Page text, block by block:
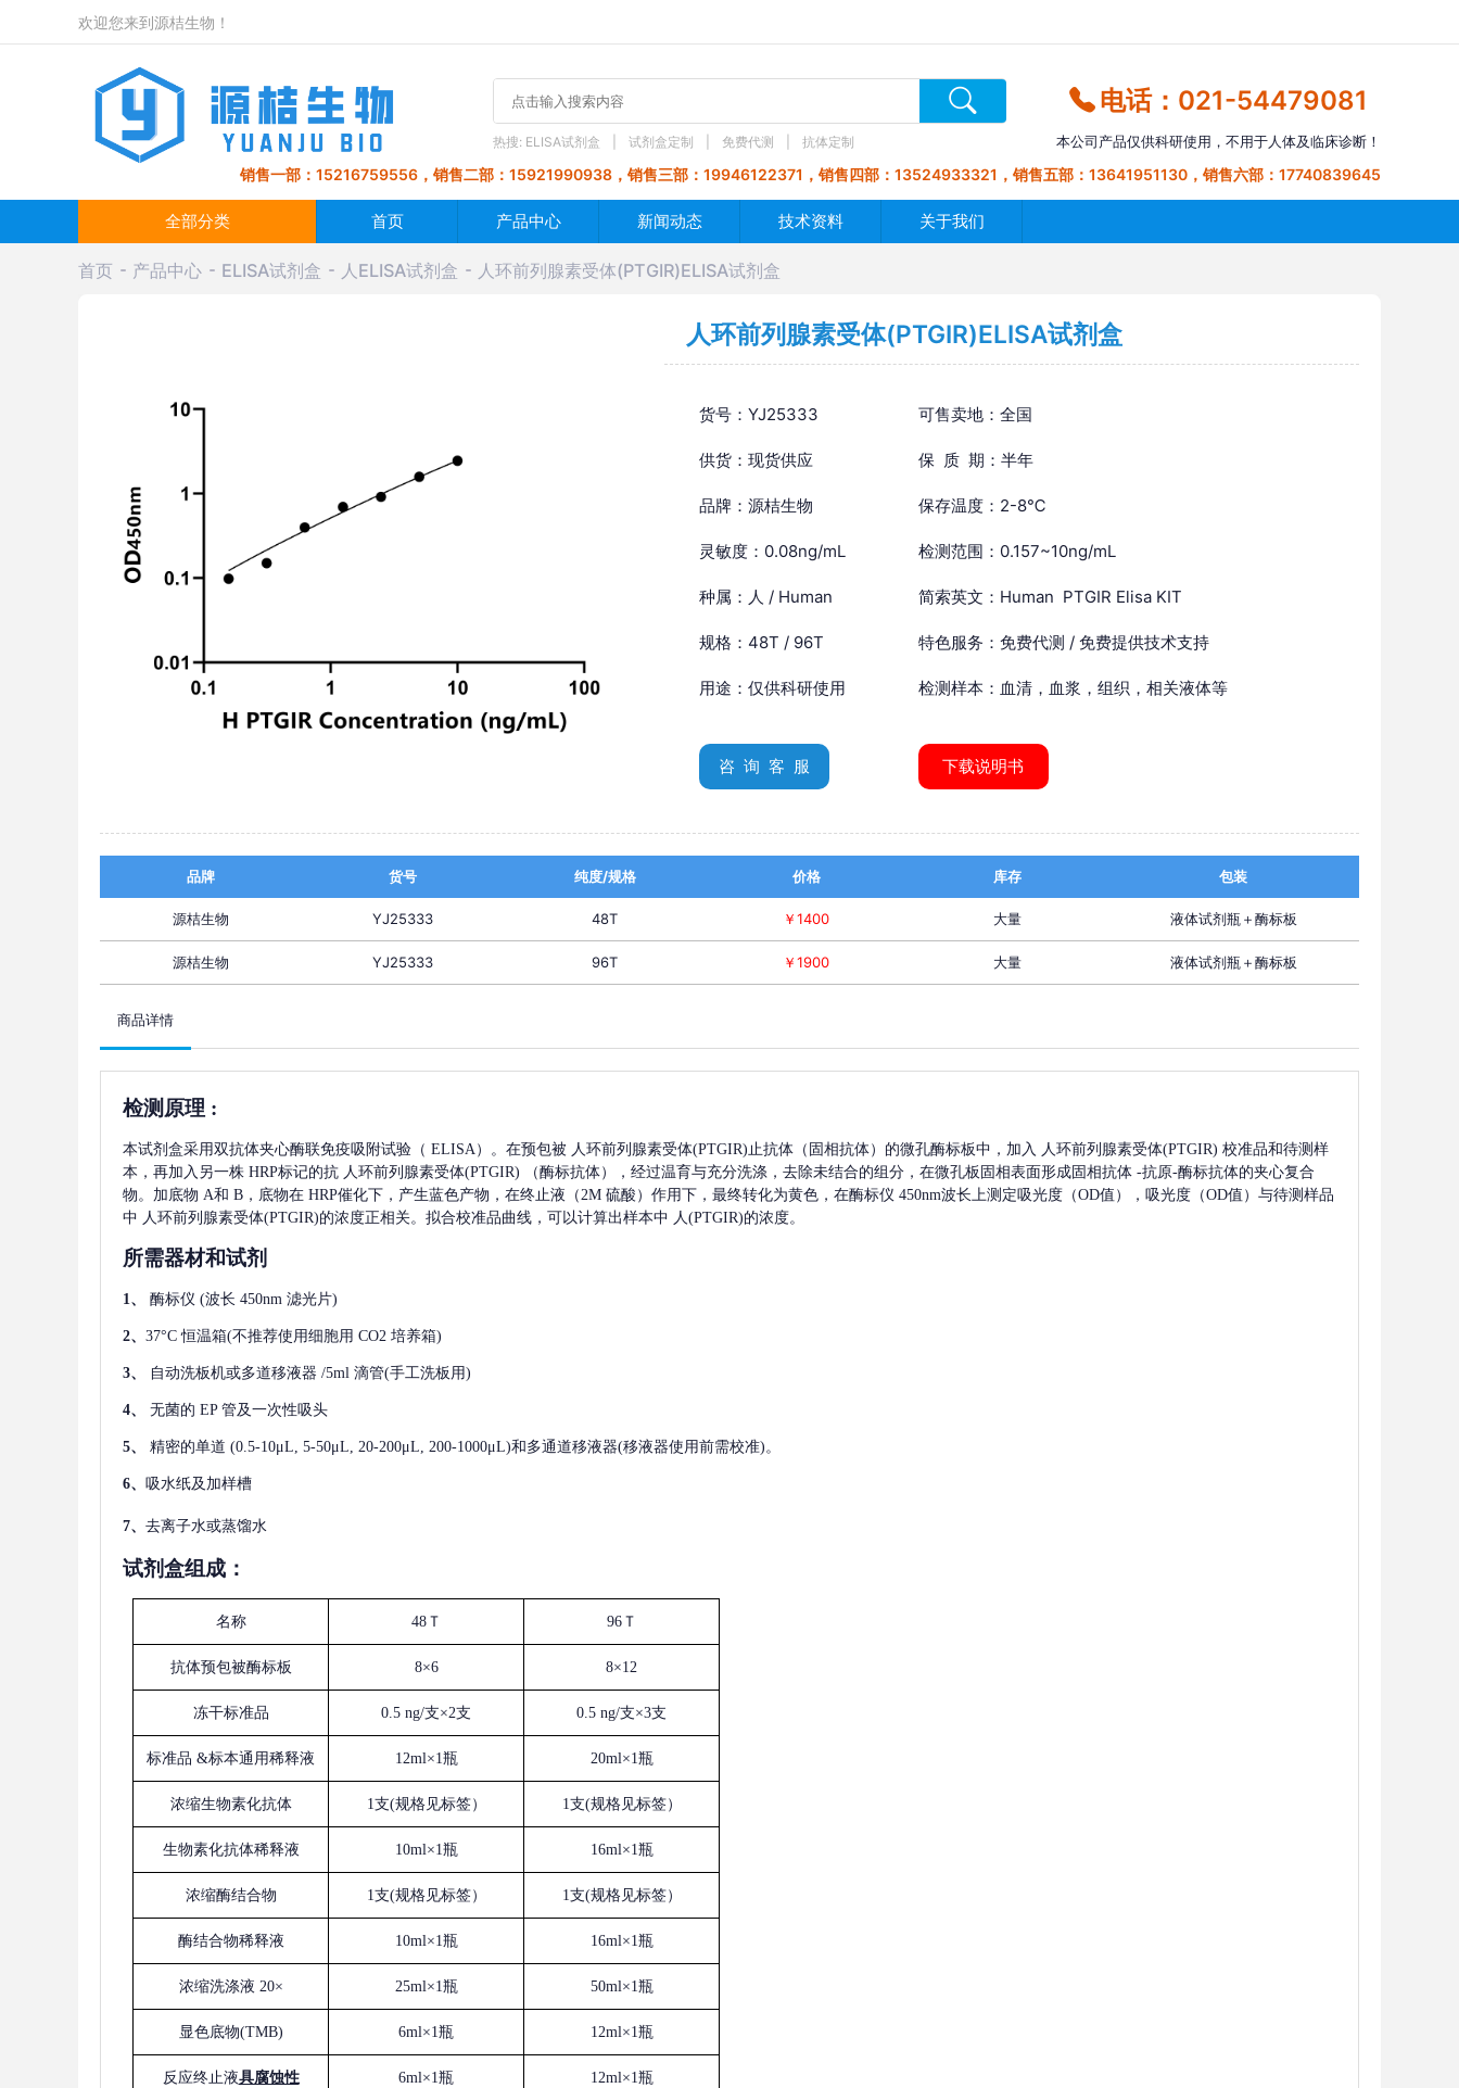
欢迎您来到源桔生物！
热搜: ELISA试剂盒 试剂盒定制 免费代测 抗体定制
电话：021-54479081
本公司产品仅供科研使用，不用于人体及临床诊断！
销售一部：15216759556，销售二部：15921990938，销售三部：19946122371，销售四部：13524933321，销售五部：13641951130，销售六部：17740839645
全部分类 首页 产品中心 新闻动态 技术资料 关于我们
首页 产品中心 ELISA试剂盒 人ELISA试剂盒 人环前列腺素受体(PTGIR)ELISA试剂盒
人环前列腺素受体(PTGIR)ELISA试剂盒
货号：YJ25333 可售卖地：全国
供货：现货供应 保 质 期：半年
品牌：源桔生物 保存温度：2-8℃
灵敏度：0.08ng/mL 检测范围：0.157~10ng/mL
种属：人 / Human 简索英文：Human PTGIR Elisa KIT
规格：48T / 96T 特色服务：免费代测 / 免费提供技术支持
用途：仅供科研使用 检测样本：血清，血浆，组织，相关液体等
咨 询 客 服 下载说明书
品牌 货号 纯度/规格 价格 库存 包装
源桔生物 YJ25333 48T ￥1400 大量 液体试剂瓶＋酶标板
源桔生物 YJ25333 96T ￥1900 大量 液体试剂瓶＋酶标板
商品详情
检测原理 :
本试剂盒采用双抗体夹心酶联免疫吸附试验（ ELISA）。在预包被 人环前列腺素受体(PTGIR)止抗体（固相抗体）的微孔酶标板中，加入 人环前列腺素受体(PTGIR) 校准品和待测样
本，再加入另一株 HRP标记的抗 人环前列腺素受体(PTGIR) （酶标抗体），经过温育与充分洗涤，去除未结合的组分，在微孔板固相表面形成固相抗体 -抗原-酶标抗体的夹心复合
物。加底物 A和 B，底物在 HRP催化下，产生蓝色产物，在终止液（2M 硫酸）作用下，最终转化为黄色，在酶标仪 450nm波长上测定吸光度（OD值），吸光度（OD值）与待测样品
中 人环前列腺素受体(PTGIR)的浓度正相关。拟合校准品曲线，可以计算出样本中 人(PTGIR)的浓度。
所需器材和试剂
1、 酶标仪 (波长 450nm 滤光片)
2、 37°C 恒温箱(不推荐使用细胞用 CO2 培养箱)
3、 自动洗板机或多道移液器 /5ml 滴管(手工洗板用)
4、 无菌的 EP 管及一次性吸头
5、 精密的单道 (0.5-10μL, 5-50μL, 20-200μL, 200-1000μL)和多通道移液器(移液器使用前需校准)。
6、 吸水纸及加样槽
7、 去离子水或蒸馏水
试剂盒组成：
名称 48Ｔ 96Ｔ
抗体预包被酶标板 8×6 8×12
冻干标准品 0.5 ng/支×2支 0.5 ng/支×3支
标准品 &标本通用稀释液 12ml×1瓶 20ml×1瓶
浓缩生物素化抗体 1支(规格见标签） 1支(规格见标签）
生物素化抗体稀释液 10ml×1瓶 16ml×1瓶
浓缩酶结合物 1支(规格见标签） 1支(规格见标签）
酶结合物稀释液 10ml×1瓶 16ml×1瓶
浓缩洗涤液 20× 25ml×1瓶 50ml×1瓶
显色底物(TMB) 6ml×1瓶 12ml×1瓶
反应终止液具腐蚀性 6ml×1瓶 12ml×1瓶